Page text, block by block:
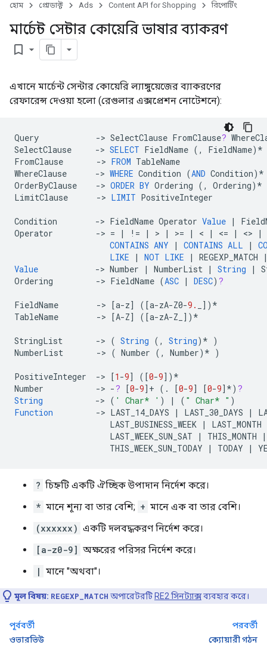
হোম প্রোডাক্ট Ads Content API for Shopping রিপোর্টিং
মার্চেন্ট সেন্টার কোয়েরি ভাষার ব্যাকরণ
bookmark_border
এখানে মার্চেন্ট সেন্টার কোয়েরি ল্যাঙ্গুয়েজের ব্যাকরণের
রেফারেন্স দেওয়া হলো (রেগুলার এক্সপ্রেশন নোটেশনে):
Query -> SelectClause FromClause?
SelectClause
-> SELECT FieldName (, FieldName) *
FromClause
-> FROM TableName
WhereClause
-> WHERE Condition (AND Condition) *
OrderByClause
-> ORDER BY Ordering (, Ordering) *
LimitClause
-> LIMIT PositiveInteger
Condition -> FieldName Operator Value |
Operator
-> = | != | > | >= | < | <= | <>
|
CONTAINS ANY | CONTAINS ALL |
LIKE
| NOT LIKE | REGEXP_MATCH
Value
-> Number | NumberList | String |
Ordering
-> FieldName (ASC | DESC) ?
FieldName -> [a-z] ( [a-zA-Z0-9. ] ) *
TableName
-> [A-Z] ( [a-zA-Z_ ] ) *
StringList -> ( String (, String) * )
NumberList
-> ( Number (, Number) * )
PositiveInteger -> [1 -9] ( [0-9] ) *
Number
-> - ? [0-9]+ (. [0-9] [0-9]*) ?
String
-> ( ' Char* ' ) | ( " Char* " )
Function
-> LAST_14_DAYS | LAST_30_DAYS |
LAST_BUSINESS_WEEK | LAST_MONTH
LAST_WEEK_SUN_SAT
| THIS_MONTH
|
THIS_WEEK_SUN_TODAY
| TODAY |
? চিহ্নটি একটি ঐচ্ছিক উপাদান নির্দেশ করে।
* মানে শূন্য বা তার বেশি; + মানে এক বা তার বেশি।
(xxxxxx) একটি দলবদ্ধকরণ নির্দেশ করে।
[a-z0-9] অক্ষরের পরিসর নির্দেশ করে।
| মানে "অথবা"।
মূল বিষয়: REGEXP_MATCH অপারেটরটি RE2 সিনট্যাক্সব্যবহার করে।
পূর্ববর্তী
ওভারভিউ
পরবর্তী
ক্যোয়ারী গঠন